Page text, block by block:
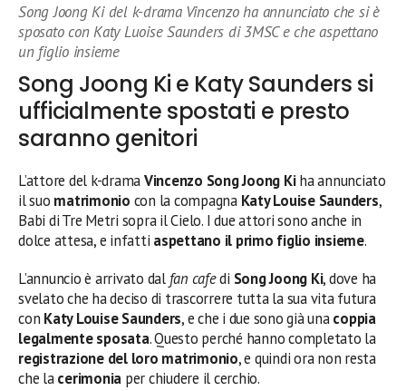
Song Joong Ki del k-drama Vincenzo ha annunciato che si è
sposato con Katy Luoise Saunders di 3MSC e che aspettano
un figlio insieme
Song Joong Ki e Katy Saunders si
ufficialmente spostati e presto
saranno genitori
L’attore del k-dramaVincenzo Song Joong Kiha annunciato
il suo matrimonio con la compagna Katy Louise Saunders,
Babi di Tre Metri sopra il Cielo. I due attori sono anche in
dolce attesa, e infatti aspettano il primo figlio insieme.
L’annuncio è arrivato dal fan cafedi Song Joong Ki, dove ha
svelato che ha deciso di trascorrere tutta la sua vita futura
con Katy Louise Saunders, e che i due sono già unacoppia
legalmente sposata. Questo perché hanno completato la
registrazione del loro matrimonio, e quindi ora non resta
che lacerimonia per chiudere il cerchio.